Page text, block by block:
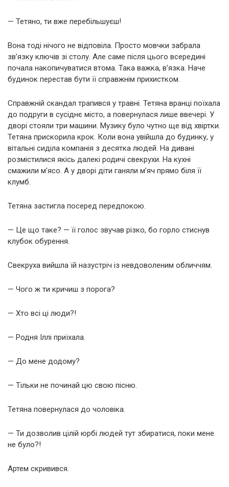
— Тетяно, ти вже перебільшуєш!
Вона тоді нічого не відповіла. Просто мовчки забрала
зв’язку ключів зі столу. Але саме після цього всередині
почала накопичуватися втома. Така важка, в’язка. Наче
будинок перестав бути її справжнім прихистком.
Справжній скандал трапився у травні. Тетяна вранці поїхала
до подруги в сусіднє місто, а повернулася лише ввечері. У
дворі стояли три машини. Музику було чутно ще від хвіртки.
Тетяна прискорила крок. Коли вона увійшла до будинку, у
вітальні сиділа компанія з десятка людей. На дивані
розмістилися якісь далекі родичі свекрухи. На кухні
смажили м’ясо. А у дворі діти ганяли м’яч прямо біля її
клумб.
Тетяна застигла посеред передпокою.
— Це що таке? — її голос звучав різко, бо горло стиснув
клубок обурення.
Свекруха вийшла їй назустріч із невдоволеним обличчям.
— Чого ж ти кричиш з порога?
— Хто всі ці люди?!
— Родня Іллі приїхала.
— До мене додому?
— Тільки не починай цю свою пісню.
Тетяна повернулася до чоловіка.
— Ти дозволив цілій юрбі людей тут збиратися, поки мене
не було?!
Артем скривився.